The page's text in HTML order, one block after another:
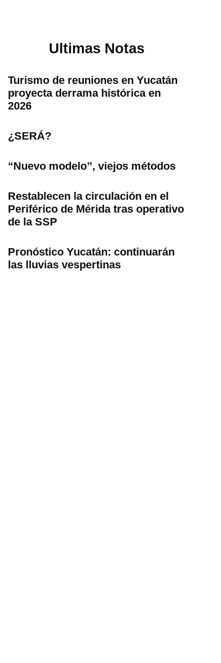
Ultimas Notas
Turismo de reuniones en Yucatán
proyecta derrama histórica en
2026
¿SERÁ?
“Nuevo modelo’’, viejos métodos
Restablecen la circulación en el
Periférico de Mérida tras operativo
de la SSP
Pronóstico Yucatán: continuarán
las lluvias vespertinas